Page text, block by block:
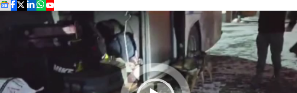
oynatıcı